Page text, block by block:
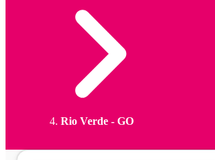
Rio Verde - GO